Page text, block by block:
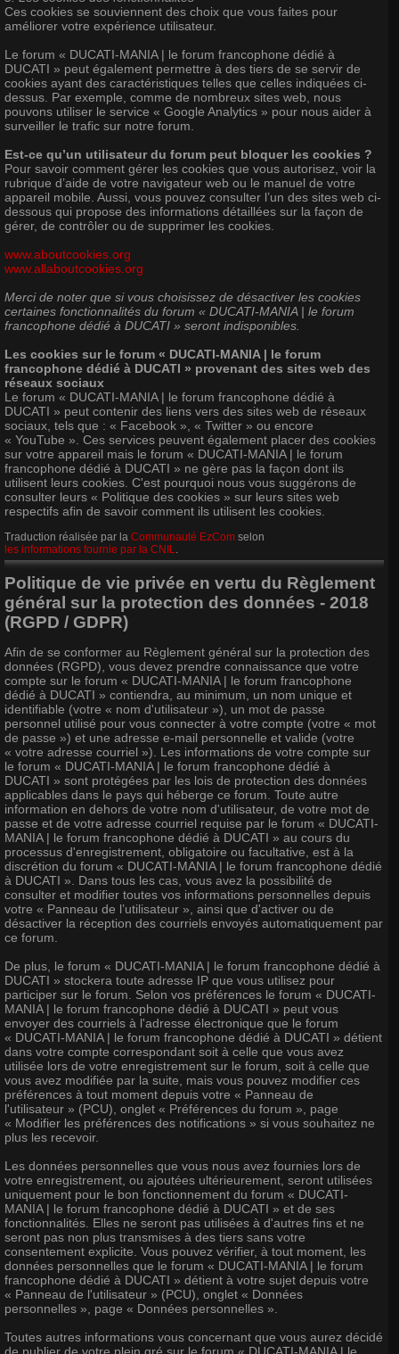
Ces cookies se souviennent des choix que vous faites pour
améliorer votre expérience utilisateur.
Le forum « DUCATI-MANIA | le forum francophone dédié à
DUCATI » peut également permettre à des tiers de se servir de
cookies ayant des caractéristiques telles que celles indiquées ci-
dessus. Par exemple, comme de nombreux sites web, nous
pouvons utiliser le service « Google Analytics » pour nous aider à
surveiller le trafic sur notre forum.
Est-ce qu’un utilisateur du forum peut bloquer les cookies ?
Pour savoir comment gérer les cookies que vous autorisez, voir la
rubrique d’aide de votre navigateur web ou le manuel de votre
appareil mobile. Aussi, vous pouvez consulter l’un des sites web ci-
dessous qui propose des informations détaillées sur la façon de
gérer, de contrôler ou de supprimer les cookies.
www.aboutcookies.org
www.allaboutcookies.org
Merci de noter que si vous choisissez de désactiver les cookies
certaines fonctionnalités du forum « DUCATI-MANIA | le forum
francophone dédié à DUCATI » seront indisponibles.
Les cookies sur le forum « DUCATI-MANIA | le forum
francophone dédié à DUCATI » provenant des sites web des
réseaux sociaux
Le forum « DUCATI-MANIA | le forum francophone dédié à
DUCATI » peut contenir des liens vers des sites web de réseaux
sociaux, tels que : « Facebook », « Twitter » ou encore
« YouTube ». Ces services peuvent également placer des cookies
sur votre appareil mais le forum « DUCATI-MANIA | le forum
francophone dédié à DUCATI » ne gère pas la façon dont ils
utilisent leurs cookies. C'est pourquoi nous vous suggérons de
consulter leurs « Politique des cookies » sur leurs sites web
respectifs afin de savoir comment ils utilisent les cookies.
Traduction réalisée par la Communauté EzCom selon
les informations fournie par la CNIL.
Politique de vie privée en vertu du Règlement
général sur la protection des données - 2018
(RGPD / GDPR)
Afin de se conformer au Règlement général sur la protection des
données (RGPD), vous devez prendre connaissance que votre
compte sur le forum « DUCATI-MANIA | le forum francophone
dédié à DUCATI » contiendra, au minimum, un nom unique et
identifiable (votre « nom d'utilisateur »), un mot de passe
personnel utilisé pour vous connecter à votre compte (votre « mot
de passe ») et une adresse e-mail personnelle et valide (votre
« votre adresse courriel »). Les informations de votre compte sur
le forum « DUCATI-MANIA | le forum francophone dédié à
DUCATI » sont protégées par les lois de protection des données
applicables dans le pays qui héberge ce forum. Toute autre
information en dehors de votre nom d'utilisateur, de votre mot de
passe et de votre adresse courriel requise par le forum « DUCATI-
MANIA | le forum francophone dédié à DUCATI » au cours du
processus d'enregistrement, obligatoire ou facultative, est à la
discrétion du forum « DUCATI-MANIA | le forum francophone dédié
à DUCATI ». Dans tous les cas, vous avez la possibilité de
consulter et modifier toutes vos informations personnelles depuis
votre « Panneau de l’utilisateur », ainsi que d'activer ou de
désactiver la réception des courriels envoyés automatiquement par
ce forum.
De plus, le forum « DUCATI-MANIA | le forum francophone dédié à
DUCATI » stockera toute adresse IP que vous utilisez pour
participer sur le forum. Selon vos préférences le forum « DUCATI-
MANIA | le forum francophone dédié à DUCATI » peut vous
envoyer des courriels à l'adresse électronique que le forum
« DUCATI-MANIA | le forum francophone dédié à DUCATI » détient
dans votre compte correspondant soit à celle que vous avez
utilisée lors de votre enregistrement sur le forum, soit à celle que
vous avez modifiée par la suite, mais vous pouvez modifier ces
préférences à tout moment depuis votre « Panneau de
l'utilisateur » (PCU), onglet « Préférences du forum », page
« Modifier les préférences des notifications » si vous souhaitez ne
plus les recevoir.
Les données personnelles que vous nous avez fournies lors de
votre enregistrement, ou ajoutées ultérieurement, seront utilisées
uniquement pour le bon fonctionnement du forum « DUCATI-
MANIA | le forum francophone dédié à DUCATI » et de ses
fonctionnalités. Elles ne seront pas utilisées à d'autres fins et ne
seront pas non plus transmises à des tiers sans votre
consentement explicite. Vous pouvez vérifier, à tout moment, les
données personnelles que le forum « DUCATI-MANIA | le forum
francophone dédié à DUCATI » détient à votre sujet depuis votre
« Panneau de l'utilisateur » (PCU), onglet « Données
personnelles », page « Données personnelles ».
Toutes autres informations vous concernant que vous aurez décidé